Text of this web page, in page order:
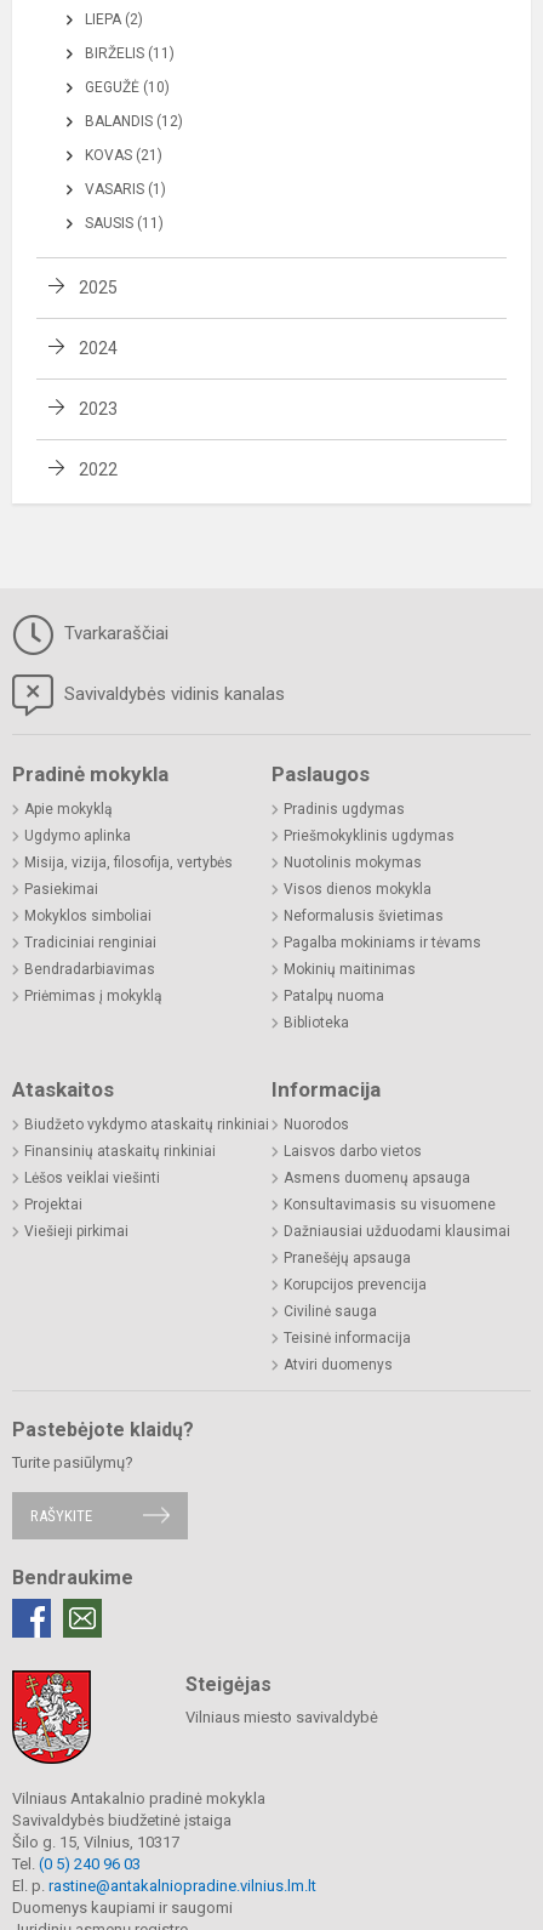
LIEPA (2)
BIRŽELIS (11)
GEGUŽĖ (10)
BALANDIS (12)
KOVAS (21)
VASARIS (1)
SAUSIS (11)
2025
2024
2023
2022
Tvarkaraščiai
Savivaldybės vidinis kanalas
Pradinė mokykla
Apie mokyklą
Ugdymo aplinka
Misija, vizija, filosofija, vertybės
Pasiekimai
Mokyklos simboliai
Tradiciniai renginiai
Bendradarbiavimas
Priėmimas į mokyklą
Paslaugos
Pradinis ugdymas
Priešmokyklinis ugdymas
Nuotolinis mokymas
Visos dienos mokykla
Neformalusis švietimas
Pagalba mokiniams ir tėvams
Mokinių maitinimas
Patalpų nuoma
Biblioteka
Ataskaitos
Biudžeto vykdymo ataskaitų rinkiniai
Finansinių ataskaitų rinkiniai
Lėšos veiklai viešinti
Projektai
Viešieji pirkimai
Informacija
Nuorodos
Laisvos darbo vietos
Asmens duomenų apsauga
Konsultavimasis su visuomene
Dažniausiai užduodami klausimai
Pranešėjų apsauga
Korupcijos prevencija
Civilinė sauga
Teisinė informacija
Atviri duomenys
Pastebėjote klaidų?
Turite pasiūlymų?
RAŠYKITE
Bendraukime
Steigėjas
Vilniaus miesto savivaldybė
Vilniaus Antakalnio pradinė mokykla
Savivaldybės biudžetinė įstaiga
Šilo g. 15, Vilnius, 10317
Tel. (0 5) 240 96 03
El. p. rastine@antakalniopradine.vilnius.lm.lt
Duomenys kaupiami ir saugomi